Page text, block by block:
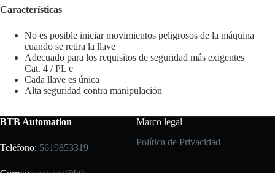
Características
No es posible iniciar movimientos peligrosos de la máquina
cuando se retira la llave
Adecuado para los requisitos de seguridad más exigentes
Cat. 4 / PL e
Cada llave es única
Alta seguridad contra manipulación
BTB Automation
Teléfono: 5619853319
Marco legal
Política de Privacidad